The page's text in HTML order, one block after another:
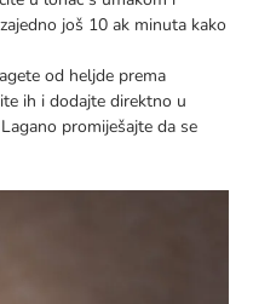
još 10 ak minuta kako
od heljde prema
ih i dodajte direktno u
promiješajte da se